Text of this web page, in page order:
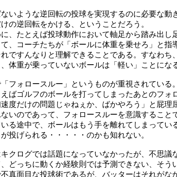
いような逆回転の投球を実現するのに必要な
の逆回転をかける、ということだろう。
、たとえば投球動作において軸足から踏み出
、コーチたちが「ボールに体重を乗せろ」と
ですんなりと理解できることである。すなわ
体重が乗っていないボールは「軽い」ことにな
フォロースルー」というものが重視されてい
ばゴルフのボールを打ってしまったあとのフ
度だけの問題じゃねぇか、ばかやろう」と屁
いのであって、フォロースルーを意識するこ
る途中で、ボールはもう手を離れてしまって
投げられる・・・・・のかも知れない。
クログでは話題になっていなかったが、不思
どっちに動くか経験則では予測できない、そ
真面目な投球術であるが、バッターはそれがな